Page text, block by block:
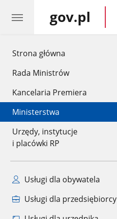
Strona główna
Rada Ministrów
Kancelaria Premiera
Ministerstwa
Urzędy, instytucje
i placówki RP
Usługi dla obywatela
Usługi dla przedsiębiorcy
gov.pl